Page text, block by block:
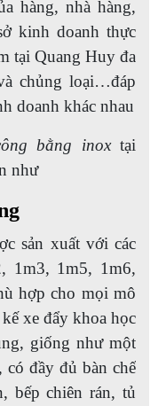
hàng, nhà hàng,
kinh doanh thực
tại Quang Huy đa
chủng loại…đáp
doanh khác nhau
bằng inoxtại
như
sản xuất với các
1m3, 1m5, 1m6,
hợp cho mọi mô
xe đẩy khoa học
giống như một
có đầy đủ bàn chế
bếp chiên rán, tủ